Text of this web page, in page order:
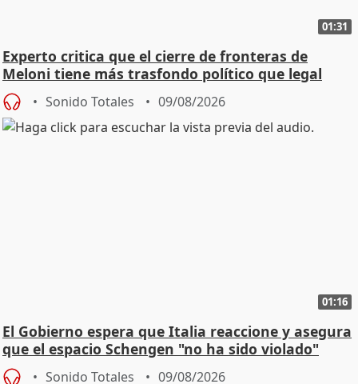
01:31
Experto critica que el cierre de fronteras de
Meloni tiene más trasfondo político que legal
Sonido Totales 09/08/2026
01:16
El Gobierno espera que Italia reaccione y asegura
que el espacio Schengen "no ha sido violado"
Sonido Totales 09/08/2026